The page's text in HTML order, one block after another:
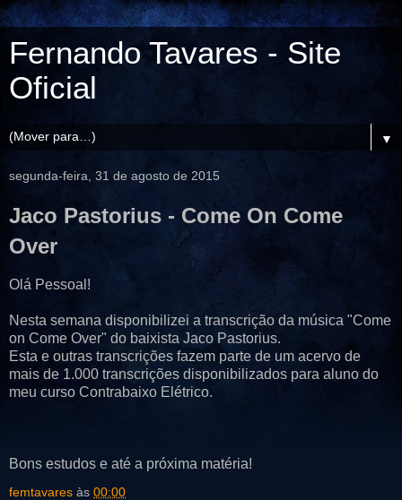
Fernando Tavares - Site
Oficial
▼
segunda-feira, 31 de agosto de 2015
Jaco Pastorius - Come On Come
Over
Olá Pessoal!
Nesta semana disponibilizei a transcrição da música "Come
on Come Over" do baixista Jaco Pastorius.
Esta e outras transcrições fazem parte de um acervo de
mais de 1.000 transcrições disponibilizados para aluno do
meu curso Contrabaixo Elétrico.
Bons estudos e até a próxima matéria!
femtavares às 00:00